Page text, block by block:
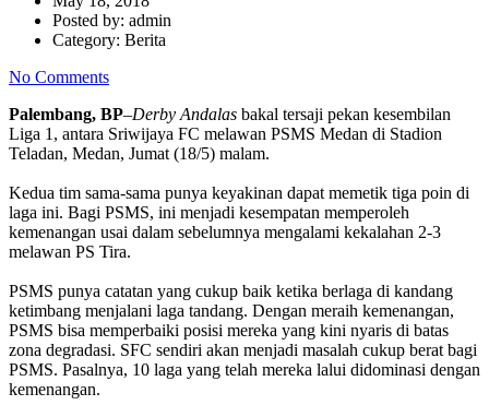
Posted by: admin
Category: Berita
No Comments
Palembang, BP–Derby Andalas bakal tersaji pekan kesembilan
Liga 1, antara Sriwijaya FC melawan PSMS Medan di Stadion
Teladan, Medan, Jumat (18/5) malam.
Kedua tim sama-sama punya keyakinan dapat memetik tiga poin di
laga ini. Bagi PSMS, ini menjadi kesempatan memperoleh
kemenangan usai dalam sebelumnya mengalami kekalahan 2-3
melawan PS Tira.
PSMS punya catatan yang cukup baik ketika berlaga di kandang
ketimbang menjalani laga tandang. Dengan meraih kemenangan,
PSMS bisa memperbaiki posisi mereka yang kini nyaris di batas
zona degradasi. SFC sendiri akan menjadi masalah cukup berat bagi
PSMS. Pasalnya, 10 laga yang telah mereka lalui didominasi dengan
kemenangan.